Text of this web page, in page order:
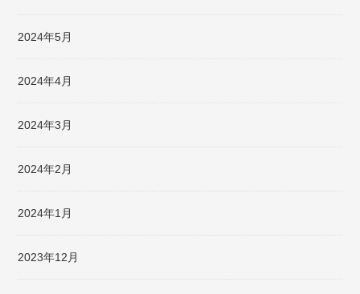
2024年5月
2024年4月
2024年3月
2024年2月
2024年1月
2023年12月